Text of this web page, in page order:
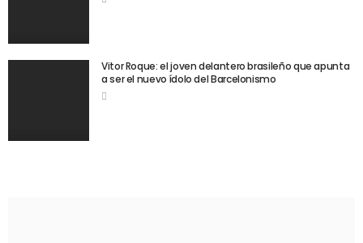
Vitor Roque: el joven delantero brasileño que apunta
a ser el nuevo ídolo del Barcelonismo